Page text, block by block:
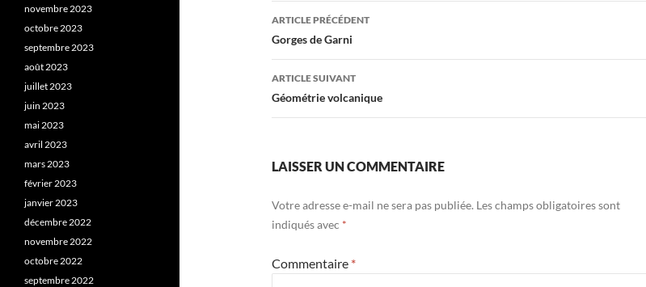
Navigation
des
articles
ARTICLE PRÉCÉDENT
Gorges de Garni
ARTICLE SUIVANT
Géométrie volcanique
LAISSER UN COMMENTAIRE
Votre adresse e-mail ne sera pas publiée. Les champs obligatoires sont
indiqués avec *
Commentaire *
novembre 2023
octobre 2023
septembre 2023
août 2023
juillet 2023
juin 2023
mai 2023
avril 2023
mars 2023
février 2023
janvier 2023
décembre 2022
novembre 2022
octobre 2022
septembre 2022